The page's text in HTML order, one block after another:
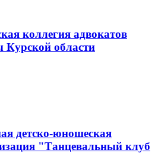
коллегия адвокатов
Курской области
детско-юношеская
"Танцевальный клуб